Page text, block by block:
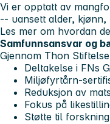
Vi er opptatt av
-- uansett alder,
Les mer om hvordan
Samfunnsansvar og
Gjennom Thon
Deltakelse i FNs
Miljøfyrtårn-
Reduksjon av
Fokus på
Støtte til